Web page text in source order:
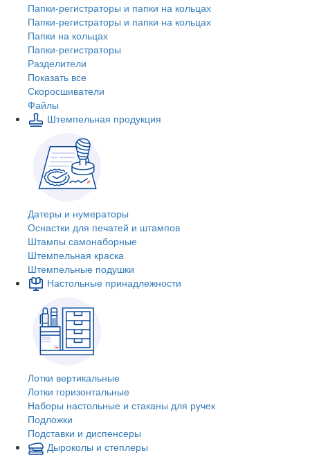
Папки-регистраторы и папки на кольцах
Папки-регистраторы и папки на кольцах
Папки на кольцах
Папки-регистраторы
Разделители
Показать все
Скоросшиватели
Файлы
Штемпельная продукция
Датеры и нумераторы
Оснастки для печатей и штампов
Штампы самонаборные
Штемпельная краска
Штемпельные подушки
Настольные принадлежности
Лотки вертикальные
Лотки горизонтальные
Наборы настольные и стаканы для ручек
Подложки
Подставки и диспенсеры
Дыроколы и степлеры